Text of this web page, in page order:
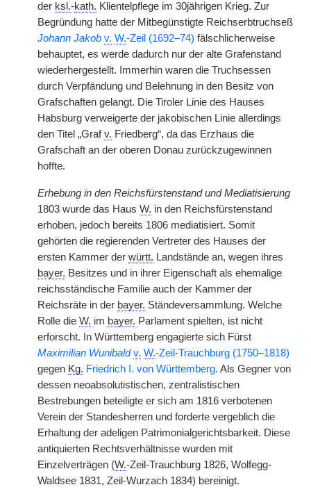
der ksl.-kath. Klientelpflege im 30jährigen Krieg. Zur
Begründung hatte der Mitbegünstigte Reichserbtruchseß
Johann Jakob v. W.-Zeil (1692–74) fälschlicherweise
behauptet, es werde dadurch nur der alte Grafenstand
wiederhergestellt. Immerhin waren die Truchsessen
durch Verpfändung und Belehnung in den Besitz von
Grafschaften gelangt. Die Tiroler Linie des Hauses
Habsburg verweigerte der jakobischen Linie allerdings
den Titel „Grafv. Friedberg“, da das Erzhaus die
Grafschaft an der oberen Donau zurückzugewinnen
hoffte.
Erhebung in den Reichsfürstenstand und Mediatisierung
1803 wurde das Haus W. in den Reichsfürstenstand
erhoben, jedoch bereits 1806 mediatisiert. Somit
gehörten die regierenden Vertreter des Hauses der
ersten Kammer der württ. Landstände an, wegen ihres
bayer. Besitzes und in ihrer Eigenschaft als ehemalige
reichsständische Familie auch der Kammer der
Reichsräte in der bayer. Ständeversammlung. Welche
Rolle die W. im bayer. Parlament spielten, ist nicht
erforscht. In Württemberg engagierte sich Fürst
Maximilian Wunibald v. W.-Zeil-Trauchburg (1750–1818)
gegen Kg. Friedrich I. von Württemberg. Als Gegner von
dessen neoabsolutistischen, zentralistischen
Bestrebungen beteiligte er sich am 1816 verbotenen
Verein der Standesherren und forderte vergeblich die
Erhaltung der adeligen Patrimonialgerichtsbarkeit. Diese
antiquierten Rechtsverhältnisse wurden mit
Einzelverträgen (W.-Zeil-Trauchburg 1826, Wolfegg-
Waldsee 1831, Zeil-Wurzach 1834) bereinigt.